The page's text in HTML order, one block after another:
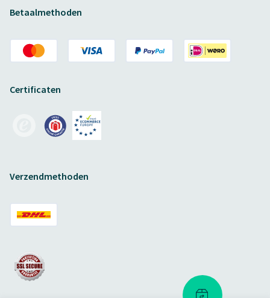
Betaalmethoden
Certificaten
Verzendmethoden